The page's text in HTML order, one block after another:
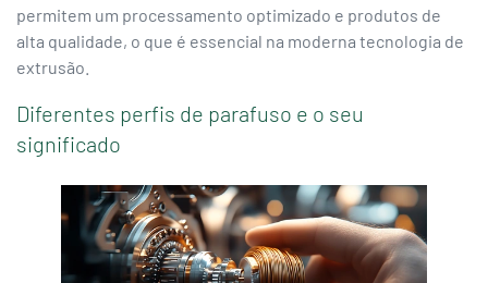
permitem um processamento optimizado e produtos de
alta qualidade, o que é essencial na moderna tecnologia de
extrusão.
Diferentes perfis de parafuso e o seu
significado